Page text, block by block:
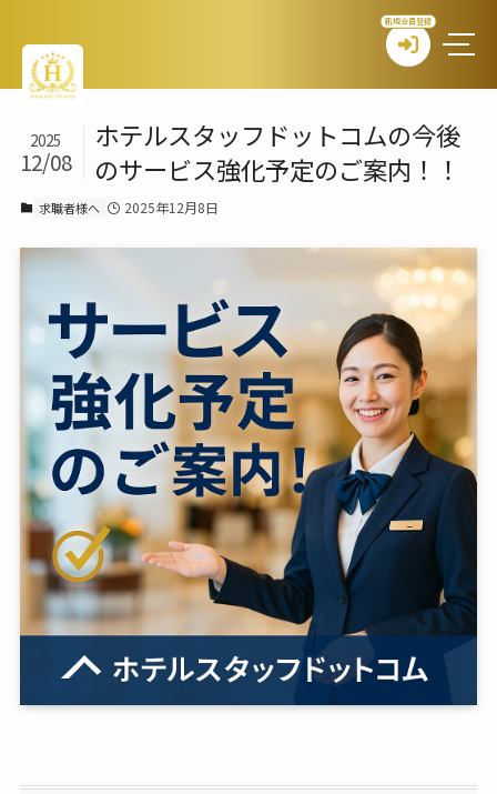
新規会員登録
ホテルスタッフドットコムの今後
のサービス強化予定のご案内！！
2025
12/08
求職者様へ 2025年12月8日